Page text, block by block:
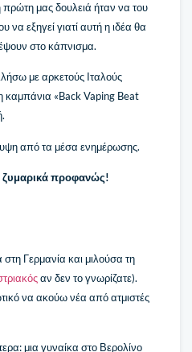
μας δουλειά ήταν να του
εξηγεί γιατί αυτή η ιδέα θα
στο κάπνισμα.
με αρκετούς Ιταλούς
η καμπάνια «Back Vaping Beat
από τα μέσα ενημέρωσης.
ζυμαρικά προφανώς!
Γερμανία και μιλούσα τη
αν δεν το γνωρίζατε).
να ακούω νέα από ατμιστές
μια γυναίκα στο Βερολίνο